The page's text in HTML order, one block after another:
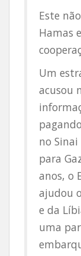
Este
Hamas
Um
acusou
no
para
anos, o
ajudou
e da
uma